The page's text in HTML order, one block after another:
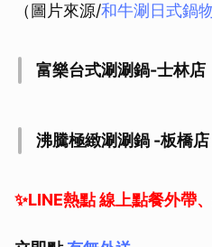
（圖片來源/和牛涮日式鍋
富樂台式涮涮鍋-士林店
沸騰極緻涮涮鍋 -板橋店
✨LINE熱點 線上點餐外帶